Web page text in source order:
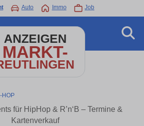
Auto Immo Job
ANZEIGEN
MARKT-
HOP
für HipHop & R’n‘B – Termine &
Kartenverkauf